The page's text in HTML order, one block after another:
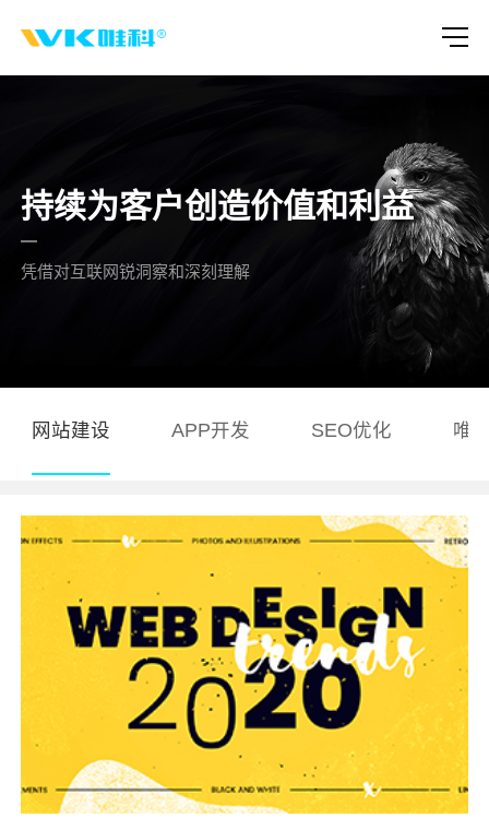
持续为客户创造价值和利益
凭借对互联网锐洞察和深刻理解
网站建设 APP开发 SEO优化 唯